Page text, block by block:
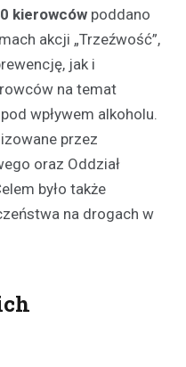
kierowców poddano
akcji „Trzeźwość”,
jak i
na temat
wpływem alkoholu.
przez
oraz Oddział
było także
na drogach w